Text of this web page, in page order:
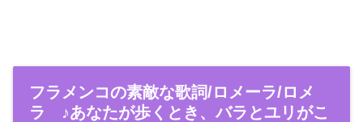
フラメンコの素敵な歌詞/ロメーラ/ロメ
ラ ♪あなたが歩くとき、バラとユリがこ